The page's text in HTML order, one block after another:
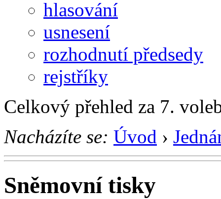
hlasování
usnesení
rozhodnutí předsedy
rejstříky
Celkový přehled za 7.
Nacházíte se: Úvod ›
Sněmovní tisky